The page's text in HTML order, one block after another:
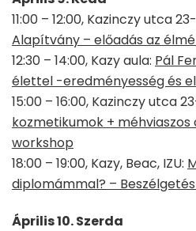
11:00 – 12:00, Kazinczy utca
Alapítvány – előadás az
12:30 – 14:00, Kazy aula: Pál
élettel -eredményesség és
15:00 – 16:00, Kazinczy utca
kozmetikumok +
workshop
18:00 – 19:00, Kazy, Beac, IZU:
diplomámmal? –
Április 10. Szerda